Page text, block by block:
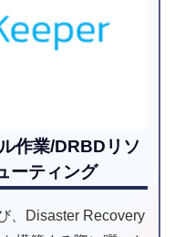
作業/DRBDリソ
ーティング
、Disaster Recovery